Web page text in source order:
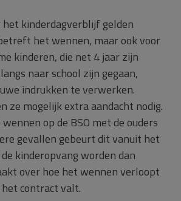
kinderdagverblijf gelden
het wennen, maar ook voor
kinderen, die net 4 jaar zijn
naar school zijn gegaan,
indrukken te verwerken.
ze mogelijk extra aandacht nodig.
op de BSO met de ouders
gevallen gebeurt dit vanuit het
kinderopvang worden dan
over hoe het wennen verloopt
contract valt.